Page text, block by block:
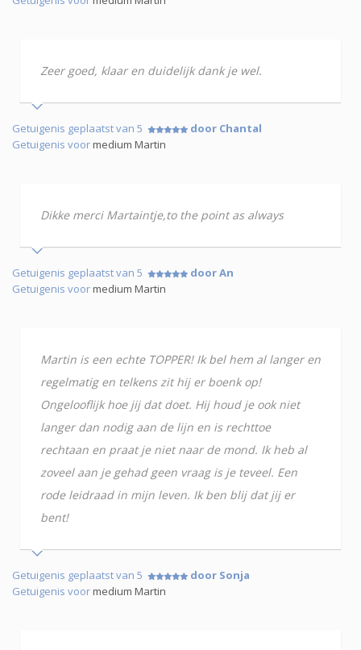
Zeer goed, klaar en duidelijk dank je wel.
Getuigenis geplaatst van 5
door Chantal
Getuigenis voormedium Martin
Dikke merci Martaintje,to the point as always
Getuigenis geplaatst van 5
door An
Getuigenis voormedium Martin
Martin is een echte TOPPER! Ik bel hem al langer en
regelmatig en telkens zit hij er boenk op!
Ongelooflijk hoe jij dat doet. Hij houd je ook niet
langer dan nodig aan de lijn en is rechttoe
rechtaan en praat je niet naar de mond. Ik heb al
zoveel aan je gehad geen vraag is je teveel. Een
rode leidraad in mijn leven. Ik ben blij dat jij er
bent!
Getuigenis geplaatst van 5
door Sonja
Getuigenis voormedium Martin